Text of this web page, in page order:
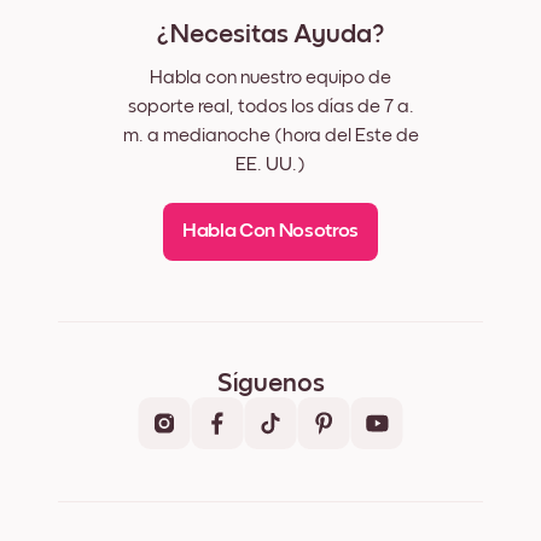
¿Necesitas Ayuda?
Habla con nuestro equipo de
soporte real, todos los días de 7 a.
m. a medianoche (hora del Este de
EE. UU.)
Habla Con Nosotros
Síguenos